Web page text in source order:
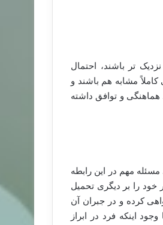
تر باشند، احتمال
مشابه هم باشند و
و توافق داشته
مهم در این رابطه
را بر دیگری تحمیل
کرده و در جبران آن
اینکه فرد در ابراز